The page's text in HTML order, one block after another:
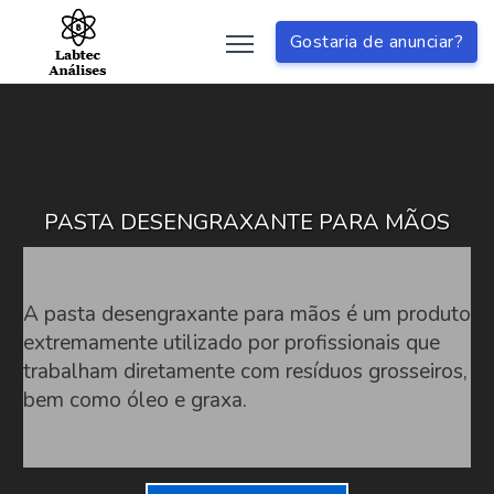
Gostaria de anunciar?
PASTA DESENGRAXANTE PARA MÃOS
A pasta desengraxante para mãos é um produto
extremamente utilizado por profissionais que
trabalham diretamente com resíduos grosseiros,
bem como óleo e graxa.